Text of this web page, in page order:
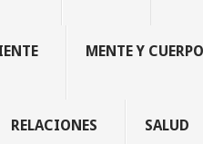
MENTE Y CUERPO
RELACIONES SALUD